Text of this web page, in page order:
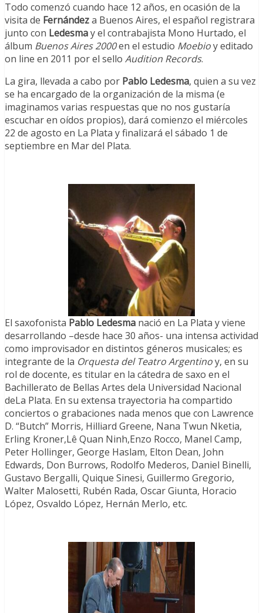
Todo comenzó cuando hace 12 años, en ocasión de la
visita de Fernándeza Buenos Aires, el español registrara
junto con Ledesmay el contrabajista Mono Hurtado, el
álbum Buenos Aires 2000en el estudio Moebioy editado
on line en 2011 por el sello Audition Records.
La gira, llevada a cabo por Pablo Ledesma, quien a su vez
se ha encargado de la organización de la misma (e
imaginamos varias respuestas que no nos gustaría
escuchar en oídos propios), dará comienzo el miércoles
22 de agosto en La Plata y finalizará el sábado 1 de
septiembre en Mar del Plata.
El saxofonista Pablo Ledesma nació en La Plata y viene
desarrollando –desde hace 30 años- una intensa actividad
como improvisador en distintos géneros musicales; es
integrante de la Orquesta del Teatro Argentinoy, en su
rol de docente, es titular en la cátedra de saxo en el
Bachillerato de Bellas Artes dela Universidad Nacional
deLa Plata. En su extensa trayectoria ha compartido
conciertos o grabaciones nada menos que con Lawrence
D. “Butch” Morris, Hilliard Greene, Nana Twun Nketia,
Erling Kroner,Lê Quan Ninh,Enzo Rocco, Manel Camp,
Peter Hollinger, George Haslam, Elton Dean, John
Edwards, Don Burrows, Rodolfo Mederos, Daniel Binelli,
Gustavo Bergalli, Quique Sinesi, Guillermo Gregorio,
Walter Malosetti, Rubén Rada, Oscar Giunta, Horacio
López, Osvaldo López, Hernán Merlo, etc.